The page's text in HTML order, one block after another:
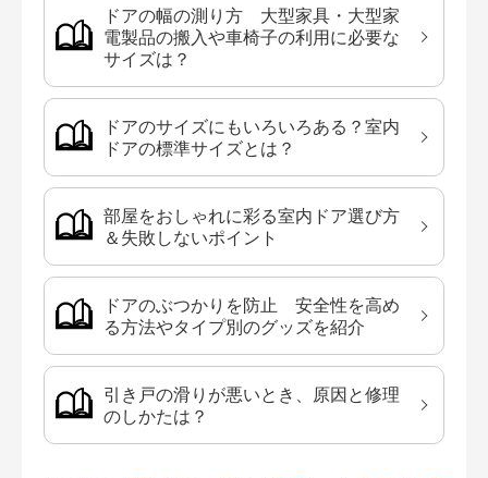
ドアの幅の測り方 大型家具・大型家
電製品の搬入や車椅子の利用に必要な
サイズは？
ドアのサイズにもいろいろある？室内
ドアの標準サイズとは？
部屋をおしゃれに彩る室内ドア選び方
＆失敗しないポイント
ドアのぶつかりを防止 安全性を高め
る方法やタイプ別のグッズを紹介
引き戸の滑りが悪いとき、原因と修理
のしかたは？